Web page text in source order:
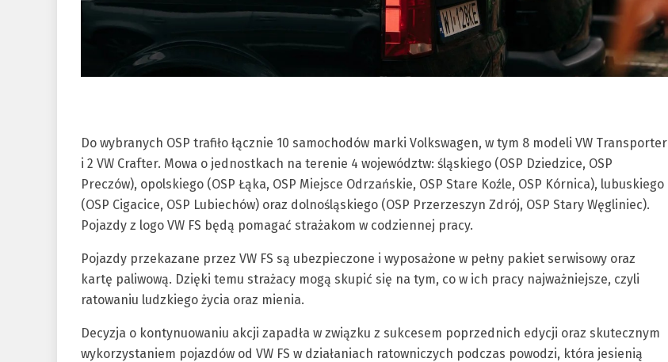
Do wybranych OSP trafiło łącznie 10 samochodów marki Volkswagen, w tym 8 modeli VW Transporter
i 2 VW Crafter. Mowa o jednostkach na terenie 4 województw: śląskiego (OSP Dziedzice, OSP
Preczów), opolskiego (OSP Łąka, OSP Miejsce Odrzańskie, OSP Stare Koźle, OSP Kórnica), lubuskiego
(OSP Cigacice, OSP Lubiechów) oraz dolnośląskiego (OSP Przerzeszyn Zdrój, OSP Stary Węgliniec).
Pojazdy z logo VW FS będą pomagać strażakom w codziennej pracy.
Pojazdy przekazane przez VW FS są ubezpieczone i wyposażone w pełny pakiet serwisowy oraz
kartę paliwową. Dzięki temu strażacy mogą skupić się na tym, co w ich pracy najważniejsze, czyli
ratowaniu ludzkiego życia oraz mienia.
Decyzja o kontynuowaniu akcji zapadła w związku z sukcesem poprzednich edycji oraz skutecznym
wykorzystaniem pojazdów od VW FS w działaniach ratowniczych podczas powodzi, która jesienią